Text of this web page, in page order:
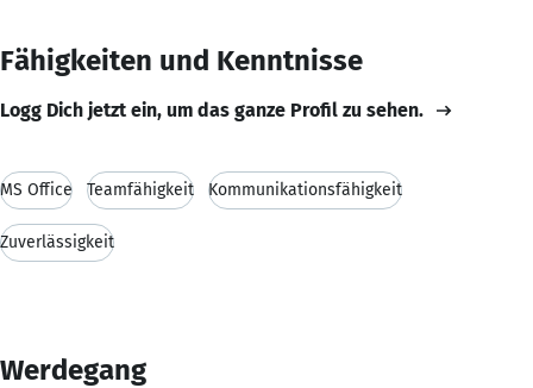
Fähigkeiten und Kenntnisse
Logg Dich jetzt ein, um das ganze Profil zu sehen.
MS Office Teamfähigkeit Kommunikationsfähigkeit
Zuverlässigkeit
Werdegang